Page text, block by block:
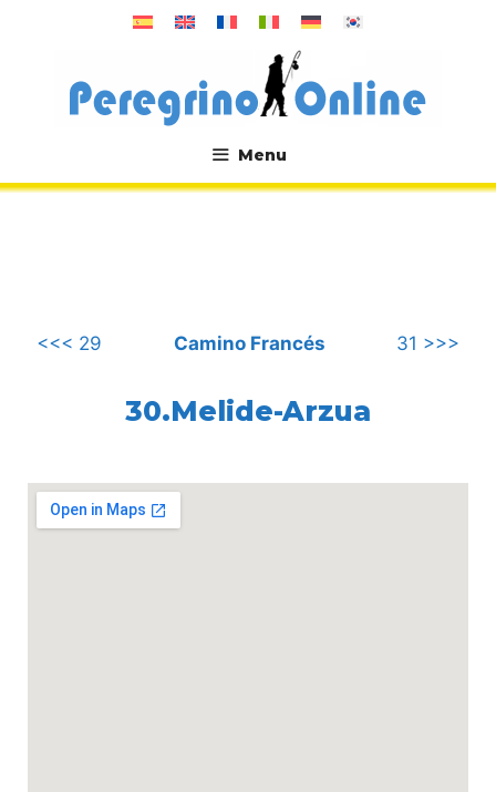
뛰
Menu
.
<<< 29 Camino Francés 31 >>>
30.Melide-Arzua